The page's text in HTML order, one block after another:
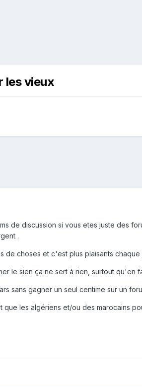
les vieux
de discussion si vous etes juste des
.
choses et c'est plus plaisants chaque
le sien ça ne sert à rien, surtout qu'en
sans gagner un seul centime sur un
que les algériens et/ou des marocains